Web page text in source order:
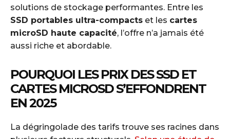
solutions de stockage performantes. Entre les
SSD portables ultra-compacts et les cartes
microSD haute capacité, l’offre n’a jamais été
aussi riche et abordable.
POURQUOI LES PRIX DES SSD ET
CARTES MICROSD S’EFFONDRENT
EN 2025
La dégringolade des tarifs trouve ses racines dans